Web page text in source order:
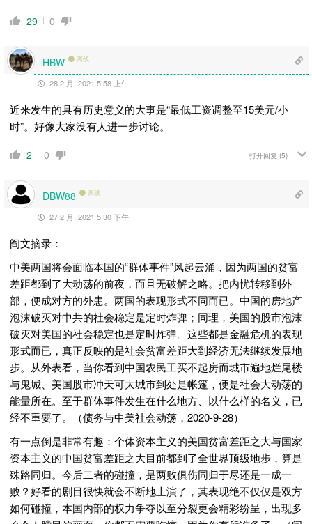
29 0
HBW 离线
28 2 月, 2021 5:58 上午
近来发生的具有历史意义的大事是“最低工资调整至15美元/小
时”。好像大家没有人进一步讨论。
2 0 打开回复 (5)
DBW88 离线
27 2 月, 2021 5:30 下午
阎文摘录：
中美两国将会面临本国的“群体事件”风起云涌，因为两国的贫富
差距都到了大动荡的前夜，而且无破解之略。把内忧转移到外
部，便成对方的外患。两国的表现形式不同而已。中国的房地产
泡沫破灭对中共的社会稳定是定时炸弹；同理，美国的股市泡沫
破灭对美国的社会稳定也是定时炸弹。这些都是金融危机的表现
形式而已，真正反映的是社会贫富差距大到经济无法继续发展地
步。从外表看，当你看到中国农民工买不起房而城市遍地烂尾楼
与鬼城、美国股市冲天可大城市到处是帐篷，便是社会大动荡的
能量所在。至于群体事件发生在什么地方、以什么样的名义，已
经不重要了。（债务与中美社会动荡，2020-9-28）
有一点倒是非常有趣：个体资本主义的美国贫富差距之大与国家
资本主义的中国贫富差距之大目前都到了全世界顶级地步，算是
殊路同归。今后二者的碰撞，是两败俱伤同归于尽还是一成一
败？好看的剧目很快就会不断地上演了，其表现绝不仅仅是双方
如何碰撞，本国内部的权力争夺以至分裂更会精彩纷呈，出现多